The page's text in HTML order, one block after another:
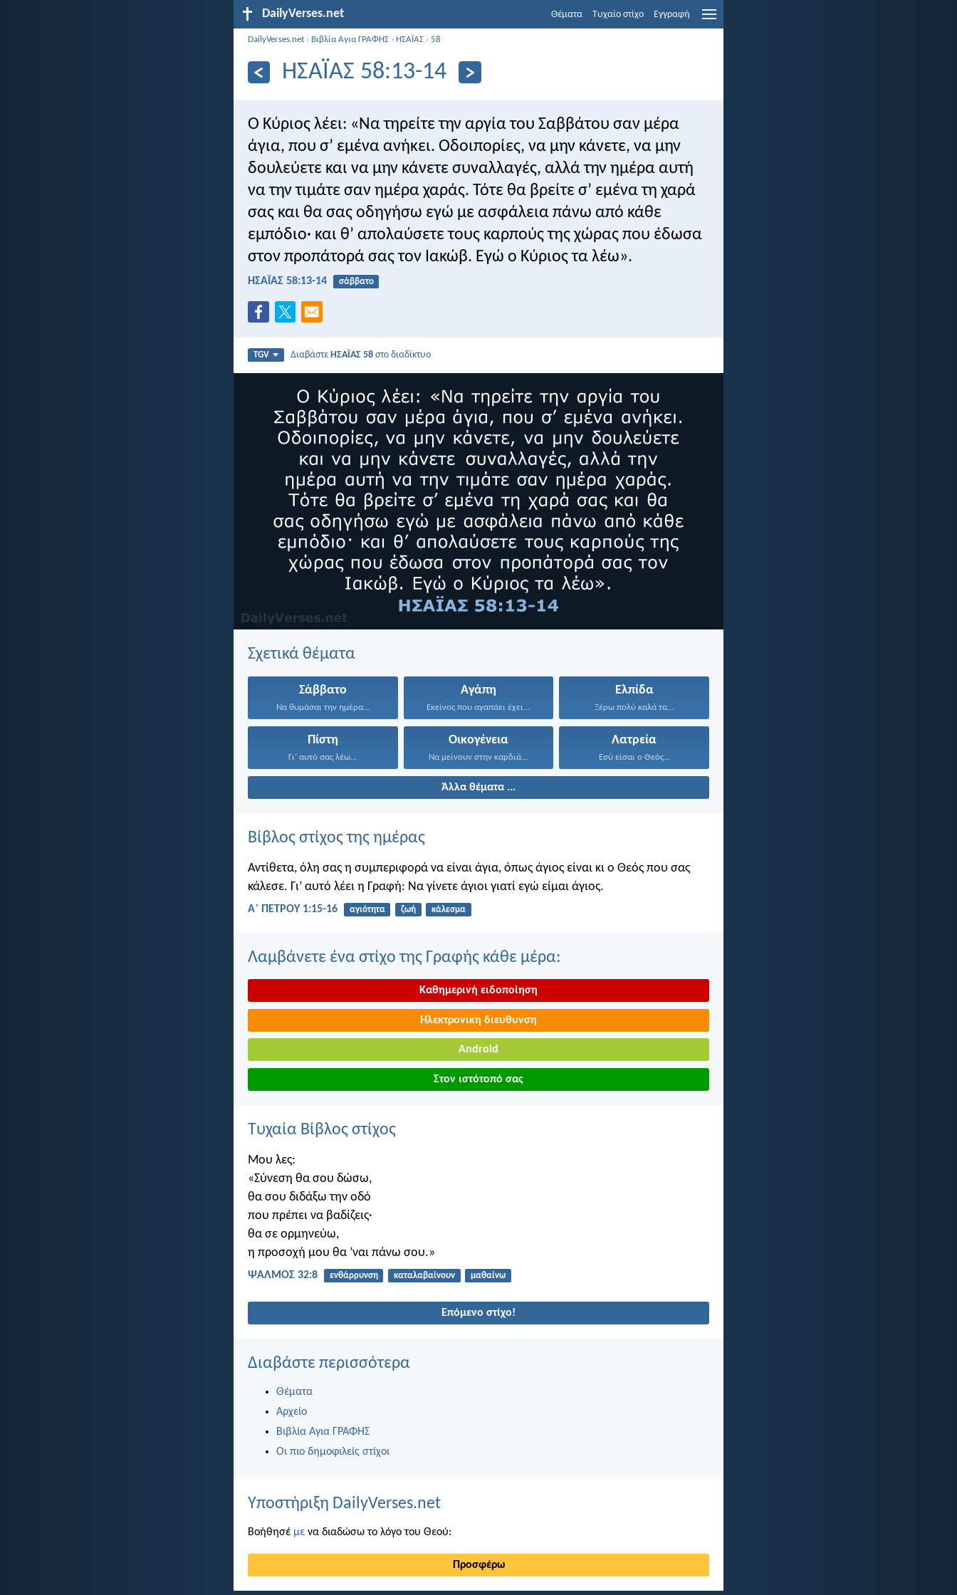
DailyVerses.net Θέματα Τυχαίο στίχο Εγγραφή
DailyVerses.net › Βιβλία Αγια ΓΡΑΦΗΣ › ΗΣΑΪΑΣ ›58
ΗΣΑΪΑΣ 58:13-14
Ο Κύριος λέει: «Να τηρείτε την αργία του Σαββάτου σαν μέρα
άγια, που σ’ εμένα ανήκει. Οδοιπορίες, να μην κάνετε, να μην
δουλεύετε και να μην κάνετε συναλλαγές, αλλά την ημέρα αυτή
να την τιμάτε σαν ημέρα χαράς. Τότε θα βρείτε σ’ εμένα τη χαρά
σας και θα σας οδηγήσω εγώ με ασφάλεια πάνω από κάθε
εμπόδιο· και θ’ απολαύσετε τους καρπούς της χώρας που έδωσα
στον προπάτορά σας τον Ιακώβ. Εγώ ο Κύριος τα λέω».
ΗΣΑΪΑΣ 58:13-14 σάββατο
TGV ΔιαβάστεΗΣΑΪΑΣ 58 στο διαδίκτυο
Σχετικά θέματα
Σάββατο
Να θυμάσαι την ημέρα...
Αγάπη
Εκείνος που αγαπάει έχει...
Ελπίδα
Ξέρω πολύ καλά τα...
Πίστη
Γι’ αυτό σας λέω...
Οικογένεια
Να μείνουν στην καρδιά...
Λατρεία
Εσύ είσαι ο Θεός...
Άλλα θέματα ...
Βίβλος στίχος της ημέρας
Αντίθετα, όλη σας η συμπεριφορά να είναι άγια, όπως άγιος είναι κι ο Θεός που σας
κάλεσε. Γι’ αυτό λέει η Γραφή: Να γίνετε άγιοι γιατί εγώ είμαι άγιος.
Α΄ ΠΕΤΡΟΥ 1:15-16 αγιότητα ζωή κάλεσμα
Λαμβάνετε ένα στίχο της Γραφής κάθε μέρα:
Καθημερινή ειδοποίηση
Ηλεκτρονικη διευθυνση
Android
Στον ιστότοπό σας
Τυχαία Βίβλος στίχος
Μου λες:
«Σύνεση θα σου δώσω,
θα σου διδάξω την οδό
που πρέπει να βαδίζεις·
θα σε ορμηνεύω,
η προσοχή μου θα ’ναι πάνω σου.»
ΨΑΛΜΌΣ 32:8 ενθάρρυνση καταλαβαίνουν μαθαίνω
Επόμενο στίχο!
Διαβάστε περισσότερα
Θέματα
Αρχείο
Βιβλία Αγια ΓΡΑΦΗΣ
Οι πιο δημοφιλείς στίχοι
Υποστήριξη DailyVerses.net
Βοήθησέ με να διαδώσω το λόγο του Θεού:
Προσφέρω